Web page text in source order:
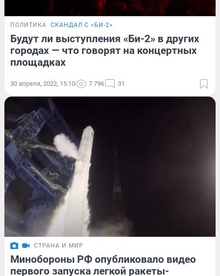
ПОЛИТИКА СКАНДАЛ С «БИ-2»
Будут ли выступления «Би-2» в других
городах — что говорят на концертных
площадках
30 апреля, 2022, 15:10 7 796 31
СТРАНА И МИР
Минобороны РФ опубликовало видео
первого запуска легкой ракеты-